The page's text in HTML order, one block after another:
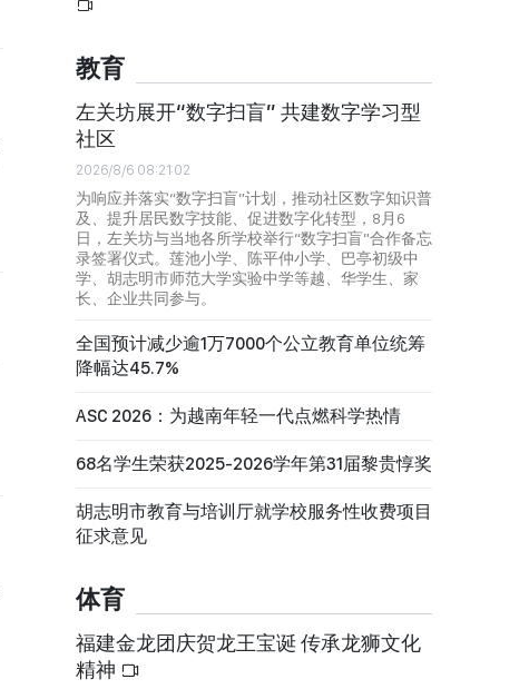
教育
左关坊展开“数字扫盲” 共建数字学习型
社区
2026/8/6 08:21:02
为响应并落实“数字扫盲”计划，推动社区数字知识普
及、提升居民数字技能、促进数字化转型，8月6
日，左关坊与当地各所学校举行“数字扫盲”合作备忘
录签署仪式。莲池小学、陈平仲小学、巴亭初级中
学、胡志明市师范大学实验中学等越、华学生、家
长、企业共同参与。
全国预计减少逾1万7000个公立教育单位统筹
降幅达45.7%
ASC 2026：为越南年轻一代点燃科学热情
68名学生荣获2025-2026学年第31届黎贵惇奖
胡志明市教育与培训厅就学校服务性收费项目
征求意见
体育
福建金龙团庆贺龙王宝诞 传承龙狮文化
精神